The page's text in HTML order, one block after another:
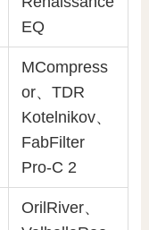
EQ
MCompress
or、TDR
Kotelnikov、
FabFilter
Pro-C 2
OrilRiver、